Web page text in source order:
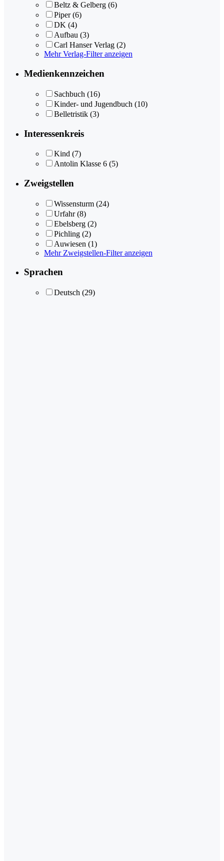
Beltz & Gelberg (6)
Piper (6)
DK (4)
Aufbau (3)
Carl Hanser Verlag (2)
Mehr Verlag-Filter anzeigen
Medienkennzeichen
Sachbuch (16)
Kinder- und Jugendbuch (10)
Belletristik (3)
Interessenkreis
Kind (7)
Antolin Klasse 6 (5)
Zweigstellen
Wissensturm (24)
Urfahr (8)
Ebelsberg (2)
Pichling (2)
Auwiesen (1)
Mehr Zweigstellen-Filter anzeigen
Sprachen
Deutsch (29)